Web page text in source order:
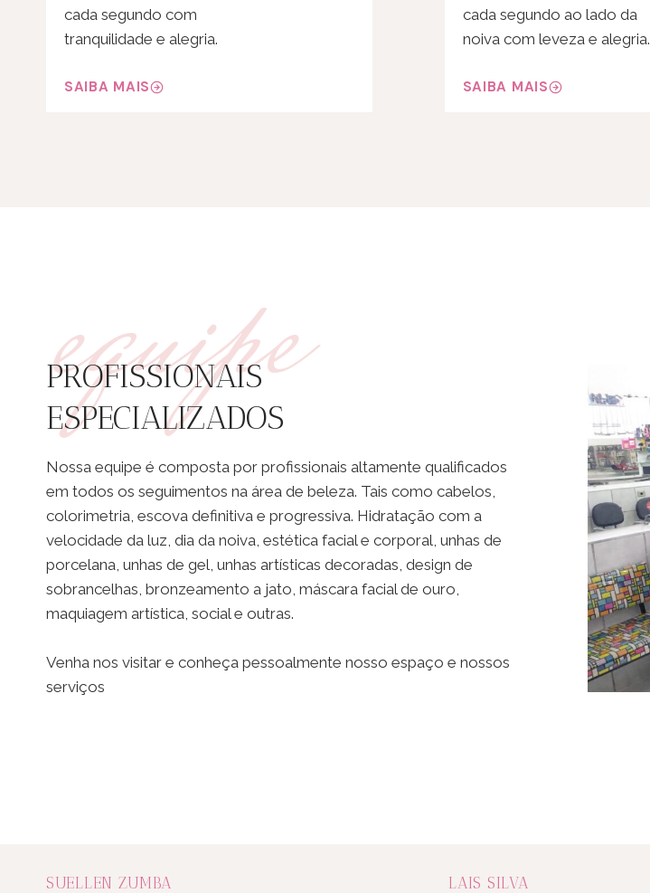
cada segundo com
tranquilidade e alegria.
SAIBA MAIS
cada segundo ao lado da
noiva com leveza e alegria.
SAIBA MAIS
equipe
PROFISSIONAIS
ESPECIALIZADOS
Nossa equipe é composta por profissionais altamente qualificados
em todos os seguimentos na área de beleza. Tais como cabelos,
colorimetria, escova definitiva e progressiva. Hidratação com a
velocidade da luz, dia da noiva, estética facial e corporal, unhas de
porcelana, unhas de gel, unhas artísticas decoradas, design de
sobrancelhas, bronzeamento a jato, máscara facial de ouro,
maquiagem artística, social e outras.
Venha nos visitar e conheça pessoalmente nosso espaço e nossos
serviços
SUELLEN ZUMBA LAIS SILVA